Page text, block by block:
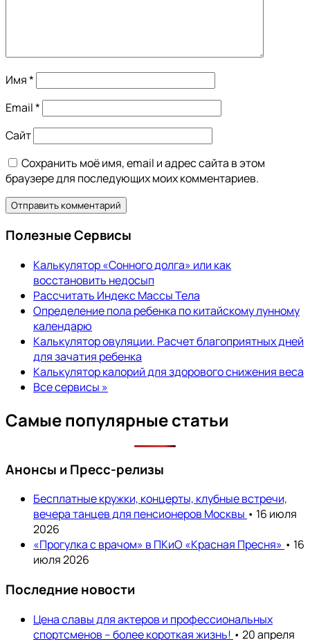
Имя*
Email*
Сайт
Сохранить моё имя, email и адрес сайта в этом
браузере для последующих моих комментариев.
Полезные Сервисы
Калькулятор «Сонного долга» или как
восстановить недосып
Рассчитать Индекс Массы Тела
Определение пола ребенка по китайскому лунному
календарю
Калькулятор овуляции. Расчет благоприятных дней
для зачатия ребенка
Калькулятор калорий для здорового снижения веса
Все сервисы »
Самые популярные статьи
Анонсы и Пресс-релизы
Бесплатные кружки, концерты, клубные встречи,
вечера танцев для пенсионеров Москвы • 16 июля
2026
«Прогулка с врачом» в ПКиО «Красная Пресня» • 16
июля 2026
Последние новости
Цена славы для актеров и профессиональных
спортсменов – более короткая жизнь! • 20 апреля